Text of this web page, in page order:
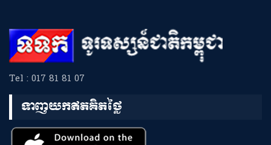
Tel : 017 81 81 07
ទាញយកឥតគិតថ្លៃ